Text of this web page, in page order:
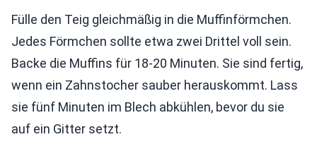
Fülle den Teig gleichmäßig in die Muffinförmchen.
Jedes Förmchen sollte etwa zwei Drittel voll sein.
Backe die Muffins für 18-20 Minuten. Sie sind fertig,
wenn ein Zahnstocher sauber herauskommt. Lass
sie fünf Minuten im Blech abkühlen, bevor du sie
auf ein Gitter setzt.